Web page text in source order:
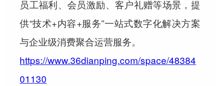
员工福利、会员激励、客户礼赠等场景，提
供“技术+内容+服务”一站式数字化解决方案
与企业级消费聚合运营服务。
https://www.36dianping.com/space/48384
01130